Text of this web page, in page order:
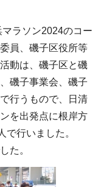
ラソン2024のコー
員、磯子区役所等
動は、磯子区と磯
磯子事業会、磯子
行うもので、日清
を出発点に根岸方
行いました。
た。